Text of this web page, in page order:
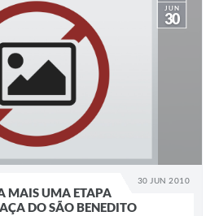
30 JUN 2010
JUN
30
MAIS UMA ETAPA
DO SÃO BENEDITO